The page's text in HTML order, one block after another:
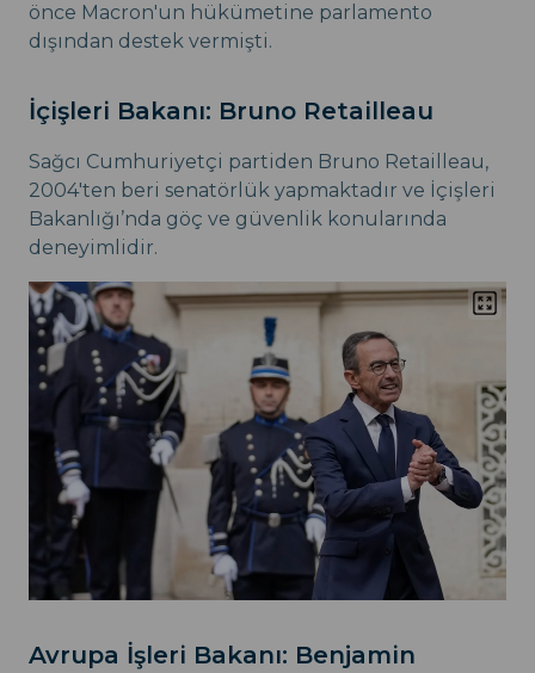
önce Macron'un hükümetine parlamento
dışından destek vermişti.
İçişleri Bakanı: Bruno Retailleau
Sağcı Cumhuriyetçi partiden Bruno Retailleau,
2004'ten beri senatörlük yapmaktadır ve İçişleri
Bakanlığı’nda göç ve güvenlik konularında
deneyimlidir.
Avrupa İşleri Bakanı: Benjamin